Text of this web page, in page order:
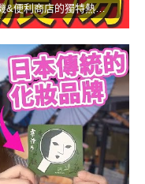
【日本美食】不吃絕對後悔！日本販賣機&便利商店的獨特熱食！